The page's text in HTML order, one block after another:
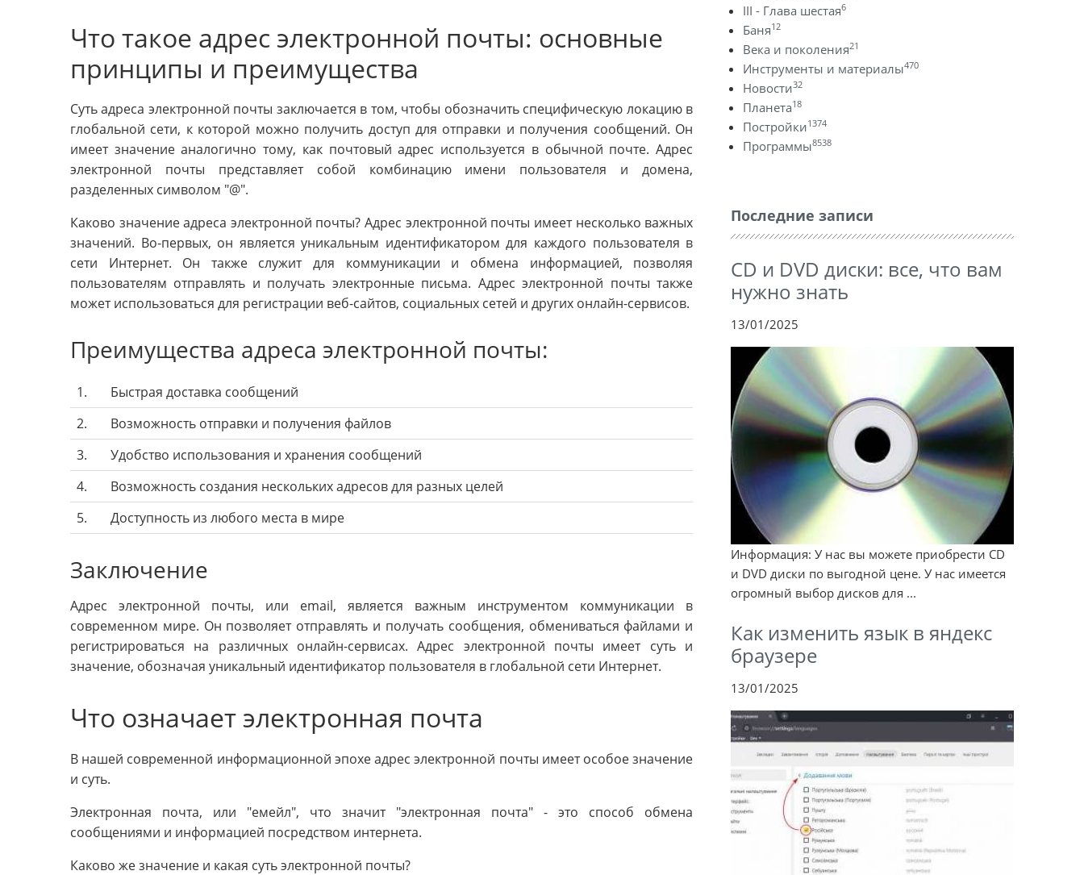
Что такое адрес электронной почты: основные
принципы и преимущества
Суть адреса электронной почты заключается в том, чтобы обозначить специфическую локацию в
глобальной сети, к которой можно получить доступ для отправки и получения сообщений. Он
имеет значение аналогично тому, как почтовый адрес используется в обычной почте. Адрес
электронной почты представляет собой комбинацию имени пользователя и домена,
разделенных символом "@".
Каково значение адреса электронной почты? Адрес электронной почты имеет несколько важных
значений. Во-первых, он является уникальным идентификатором для каждого пользователя в
сети Интернет. Он также служит для коммуникации и обмена информацией, позволяя
пользователям отправлять и получать электронные письма. Адрес электронной почты также
может использоваться для регистрации веб-сайтов, социальных сетей и других онлайн-сервисов.
Преимущества адреса электронной почты:
1.
Быстрая доставка сообщений
2.
Возможность отправки и получения файлов
3.
Удобство использования и хранения сообщений
4.
Возможность создания нескольких адресов для разных целей
5.
Доступность из любого места в мире
Заключение
Адрес электронной почты, или email, является важным инструментом коммуникации в
современном мире. Он позволяет отправлять и получать сообщения, обмениваться файлами и
регистрироваться на различных онлайн-сервисах. Адрес электронной почты имеет суть и
значение, обозначая уникальный идентификатор пользователя в глобальной сети Интернет.
Что означает электронная почта
В нашей современной информационной эпохе адрес электронной почты имеет особое значение
и суть.
Электронная почта, или "емейл", что значит "электронная почта" - это способ обмена
сообщениями и информацией посредством интернета.
Каково же значение и какая суть электронной почты?
III - Глава шестая6
Баня12
Века и поколения21
Инструменты и материалы470
Новости32
Планета18
Постройки1374
Программы8538
Последние записи
CD и DVD диски: все, что вам
нужно знать
13/01/2025
Информация: У нас вы можете приобрести CD
и DVD диски по выгодной цене. У нас имеется
огромный выбор дисков для ...
Как изменить язык в яндекс
браузере
13/01/2025